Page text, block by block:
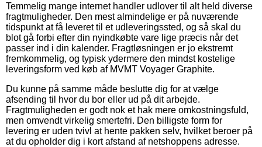
Temmelig mange internet handler udlover til alt held diverse
fragtmuligheder. Den mest almindelige er på nuværende
tidspunkt at få leveret til et udleveringssted, og så skal du
blot gå forbi efter din nyindkøbte vare lige præcis når det
passer ind i din kalender. Fragtløsningen er jo ekstremt
fremkommelig, og typisk ydermere den mindst kostelige
leveringsform ved køb af MVMT Voyager Graphite.
Du kunne på samme måde beslutte dig for at vælge
afsending til hvor du bor eller ud på dit arbejde.
Fragtmuligheden er godt nok et hak mere omkostningsfuld,
men omvendt virkelig smertefri. Den billigste form for
levering er uden tvivl at hente pakken selv, hvilket beroer på
at du opholder dig i kort afstand af netshoppens adresse.